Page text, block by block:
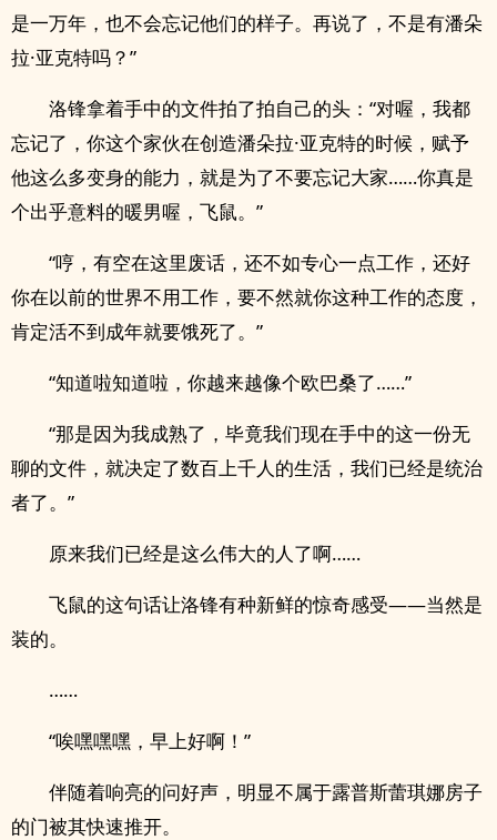
是一万年，也不会忘记他们的样子。再说了，不是有潘朵
拉·亚克特吗？”
洛锋拿着手中的文件拍了拍自己的头：“对喔，我都
忘记了，你这个家伙在创造潘朵拉·亚克特的时候，赋予
他这么多变身的能力，就是为了不要忘记大家……你真是
个出乎意料的暖男喔，飞鼠。”
“哼，有空在这里废话，还不如专心一点工作，还好
你在以前的世界不用工作，要不然就你这种工作的态度，
肯定活不到成年就要饿死了。”
“知道啦知道啦，你越来越像个欧巴桑了……”
“那是因为我成熟了，毕竟我们现在手中的这一份无
聊的文件，就决定了数百上千人的生活，我们已经是统治
者了。”
原来我们已经是这么伟大的人了啊……
飞鼠的这句话让洛锋有种新鲜的惊奇感受——当然是
装的。
……
“唉嘿嘿嘿，早上好啊！”
伴随着响亮的问好声，明显不属于露普斯蕾琪娜房子
的门被其快速推开。